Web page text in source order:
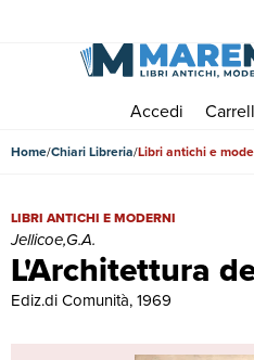
Accedi
Home Chiari Libreria Libri antichi e
L'Architettura
L'Architettura del paesaggio. | Libri
LIBRI ANTICHI E MODERNI
Jellicoe,G.A.
Ediz.di Comunità, 1969